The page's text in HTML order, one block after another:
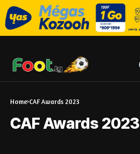
Home CAF Awards 2023
CAF Awards 2023